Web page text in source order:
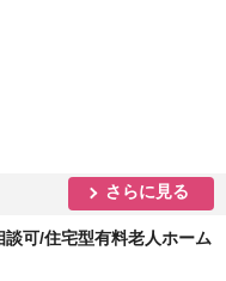
さらに見る
談可/住宅型有料老人ホーム